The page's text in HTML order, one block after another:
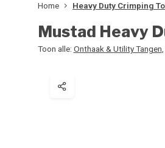
Home Heavy Duty Crimping
Mustad Heavy
Toon alle: Onthaak & Utility Tangen